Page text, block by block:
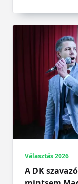
Választás 2026
A DK